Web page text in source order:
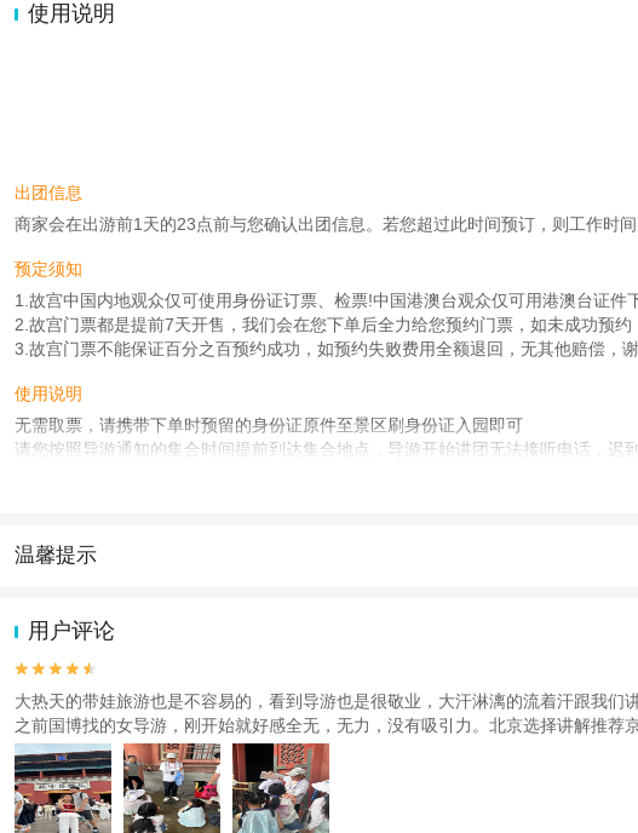
使用说明
出团信息
商家会在出游前1天的23点前与您确认出团信息。若您超过此时间预订，则工作时
预定须知
1.故宫中国内地观众仅可使用身份证订票、检票!中国港澳台观众仅可用港澳台证
2.故宫门票都是提前7天开售，我们会在您下单后全力给您预约门票，如未成功预
3.故宫门票不能保证百分之百预约成功，如预约失败费用全额退回，无其他赔偿，谢
使用说明
无需取票，请携带下单时预留的身份证原件至景区刷身份证入园即可
请您按照导游通知的集合时间提前到达集合地点，导游开始讲团无法接听电话，
具体行程线路安排以导游根据景区现场人流为准，谢谢。
中国内地观众仅可使用身份证预订下单，非中国内地观众使用相应证件或护照下单。
使用方法
刷身份证件入园，出行前一天晚上和您短信或电话联系。
查看 《工商执照信息》 《特许经营许可证信息》
温馨提示
2.为普及旅游安全知识及旅游文明公约，使您的旅程顺利圆满完成，特制定
用户评论


大热天的带娃旅游也是不容易的，看到导游也是很敬业，大汗淋漓的流着汗跟我
之前国博找的女导游，刚开始就好感全无，无力，没有吸引力。北京选择讲解推荐